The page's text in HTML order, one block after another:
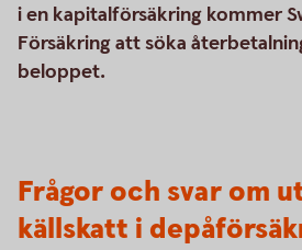
i en kapitalförsäkring kommer
Försäkring att söka
beloppet.
Frågor och svar om
källskatt i